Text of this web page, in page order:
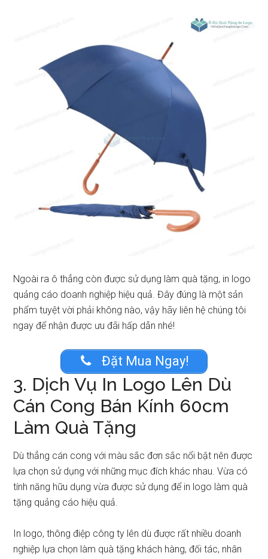
Ngoài ra ô thẳng còn được sử dụng làm quà tặng, in logo
quảng cáo doanh nghiệp hiệu quả. Đây đúng là một sản
phẩm tuyệt vời phải không nào, vậy hãy liên hệ chúng tôi
ngay để nhận được ưu đãi hấp dẫn nhé!
Đặt Mua Ngay!
3. Dịch Vụ In Logo Lên Dù
Cán Cong Bán Kính 60cm
Làm Quà Tặng
Dù thẳng cán cong với màu sắc đơn sắc nổi bật nên được
lựa chọn sử dụng với những mục đích khác nhau. Vừa có
tính năng hữu dụng vừa được sử dụng để in logo làm quà
tặng quảng cáo hiệu quả.
In logo, thông điệp công ty lên dù được rất nhiều doanh
nghiệp lựa chọn làm quà tặng khách hàng, đối tác, nhân